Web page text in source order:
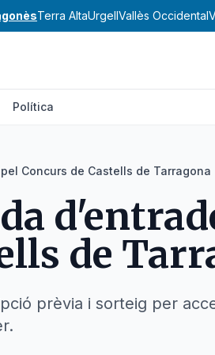
Terra AltaUrgellVallès Occidental
Política
Concurs de Castells de Tarragona
de
prèvia i sorteig per